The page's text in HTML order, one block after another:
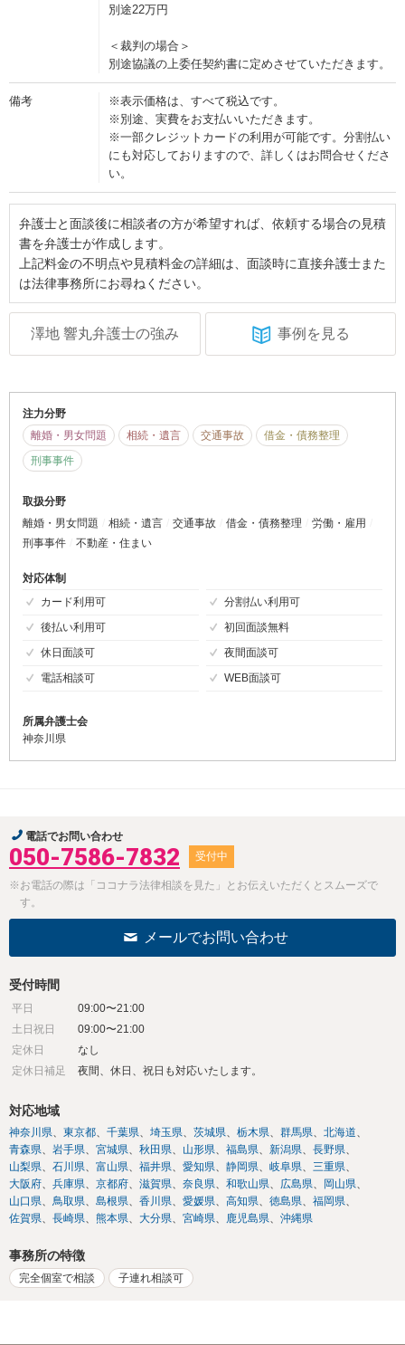
別途22万円
＜裁判の場合＞
別途協議の上委任契約書に定めさせていただきます。
備考
※表示価格は、すべて税込です。
※別途、実費をお支払いいただきます。
※一部クレジットカードの利用が可能です。分割払い
にも対応しておりますので、詳しくはお問合せくださ
い。
弁護士と面談後に相談者の方が希望すれば、依頼する場合の見積
書を弁護士が作成します。
上記料金の不明点や見積料金の詳細は、面談時に直接弁護士また
は法律事務所にお尋ねください。
澤地 響丸弁護士の強み 事例を見る
注力分野
離婚・男女問題
相続・遺言 交通事故
借金・債務整理
刑事事件
取扱分野
離婚・男女問題
相続・遺言 交通事故 借金・債務整理
労働・雇用
刑事事件
不動産・住まい
対応体制
カード利用可
分割払い利用可
後払い利用可
初回面談無料
休日面談可
夜間面談可
電話相談可
WEB面談可
所属弁護士会
神奈川県
電話でお問い合わせ
050-7586-7832 受付中
※お電話の際は「ココナラ法律相談を見た」とお伝えいただくとスムーズで
す。
メールでお問い合わせ
受付時間
平日
09:00〜21:00
土日祝日
09:00〜21:00
定休日
なし
定休日補足
夜間、休日、祝日も対応いたします。
対応地域
神奈川県 東京都 千葉県 埼玉県 茨城県 栃木県 群馬県
北海道
青森県
岩手県 宮城県 秋田県 山形県 福島県 新潟県
長野県
山梨県
石川県 富山県 福井県 愛知県 静岡県 岐阜県
三重県
大阪府
兵庫県 京都府 滋賀県 奈良県 和歌山県 広島県
岡山県
山口県
鳥取県 島根県 香川県 愛媛県 高知県 徳島県
福岡県
佐賀県
長崎県 熊本県 大分県 宮崎県 鹿児島県 沖縄県
事務所の特徴
完全個室で相談 子連れ相談可